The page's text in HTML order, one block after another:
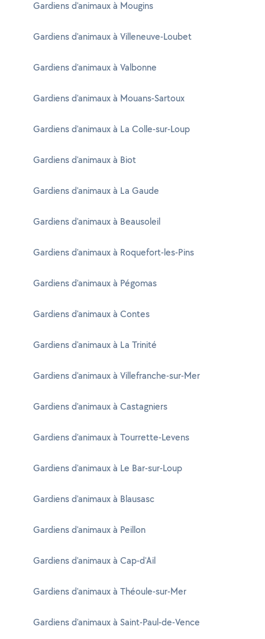
Gardiens d'animaux à Mougins
Gardiens d'animaux à Villeneuve-Loubet
Gardiens d'animaux à Valbonne
Gardiens d'animaux à Mouans-Sartoux
Gardiens d'animaux à La Colle-sur-Loup
Gardiens d'animaux à Biot
Gardiens d'animaux à La Gaude
Gardiens d'animaux à Beausoleil
Gardiens d'animaux à Roquefort-les-Pins
Gardiens d'animaux à Pégomas
Gardiens d'animaux à Contes
Gardiens d'animaux à La Trinité
Gardiens d'animaux à Villefranche-sur-Mer
Gardiens d'animaux à Castagniers
Gardiens d'animaux à Tourrette-Levens
Gardiens d'animaux à Le Bar-sur-Loup
Gardiens d'animaux à Blausasc
Gardiens d'animaux à Peillon
Gardiens d'animaux à Cap-d'Ail
Gardiens d'animaux à Théoule-sur-Mer
Gardiens d'animaux à Saint-Paul-de-Vence